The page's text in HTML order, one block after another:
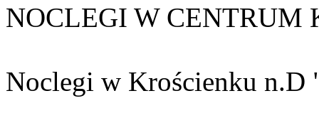
NOCLEGI W CENTRUM
Noclegi w Krościenku n.D